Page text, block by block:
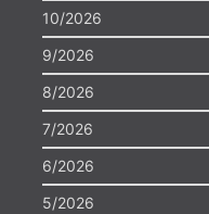
10/2026
9/2026
8/2026
7/2026
6/2026
5/2026